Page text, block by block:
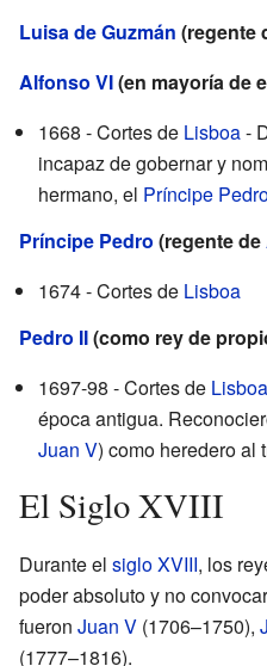
Luisa de Guzmán (regente
Alfonso VI(en mayoría de
1668 - Cortes de Lisboa-
incapaz de gobernar y
hermano, el Príncipe
Príncipe Pedro (regente de
1674 - Cortes de Lisboa
Pedro II(como rey de
1697-98 - Cortes de Lisboa
época antigua.
Juan V) como heredero al
El Siglo XVIII
Durante el siglo XVIII, los
poder absoluto y no
fueron Juan V (1706–1750),
(1777–1816).